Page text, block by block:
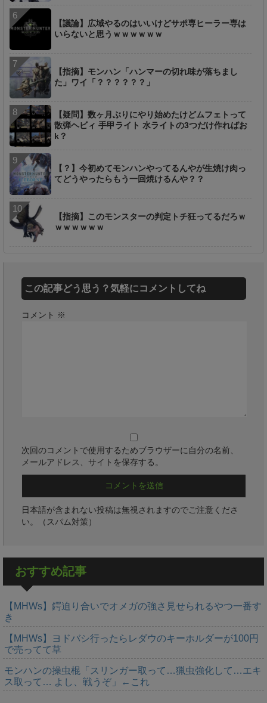
【議論】広域やるのはいいけどサポ専ヒーラー専は
いらないと思うｗｗｗｗｗｗ
【指摘】モンハン「ハンマーの切れ味が落ちまし
た」ワイ「？？？？？？」
【疑問】数ヶ月ぶりにやり始めたけどムフェトって
散弾ヘビィ 手甲ライト 水ライトの3つだけ作ればお
k？
【？】今初めてモンハンやってるんやが生焼け肉っ
てどうやったらもう一回焼けるんや？？
【指摘】このモンスターの判定トチ狂ってるだろｗ
ｗｗｗｗｗｗ
この記事どう思う？気軽にコメントしてね
コメント ※
次回のコメントで使用するためブラウザーに自分の名前、
メールアドレス、サイトを保存する。
日本語が含まれない投稿は無視されますのでご注意くださ
い。（スパム対策）
おすすめ記事
【MHWs】鍔迫り合いでオメガの強さ見せられるやつ一番す
き
【MHWs】ヨドバシ行ったらレダウのキーホルダーが100円
で売ってて草
モンハンの操虫棍「スリンガー取って…猟虫強化して…エキ
ス取って… よし、戦うぞ」←これ